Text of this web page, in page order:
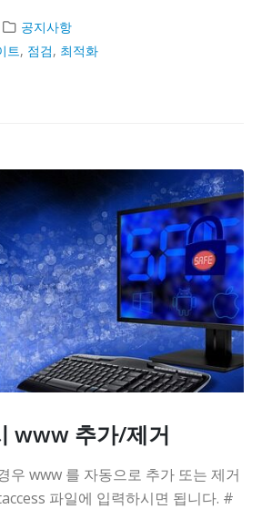
공지사항
트, 점검, 최적화
www 추가/제거
우 www 를 자동으로 추가 또는 제거
파일에 입력하시면 됩니다. #